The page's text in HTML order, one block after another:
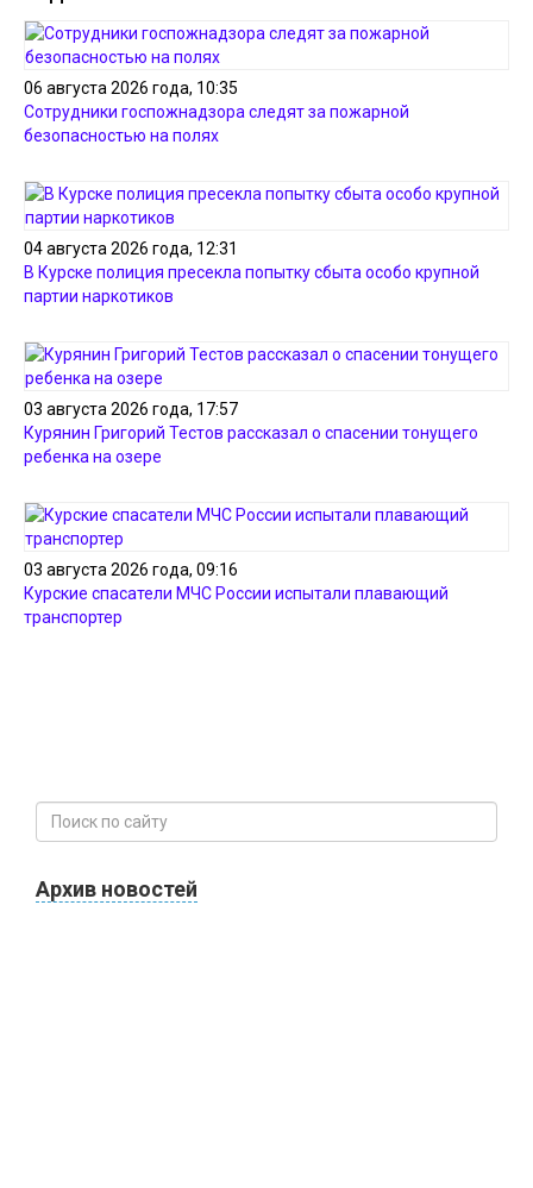
06 августа 2026 года, 10:35
Сотрудники госпожнадзора следят за пожарной
безопасностью на полях
04 августа 2026 года, 12:31
В Курске полиция пресекла попытку сбыта особо крупной
партии наркотиков
03 августа 2026 года, 17:57
Курянин Григорий Тестов рассказал о спасении тонущего
ребенка на озере
03 августа 2026 года, 09:16
Курские спасатели МЧС России испытали плавающий
транспортер
Архив новостей